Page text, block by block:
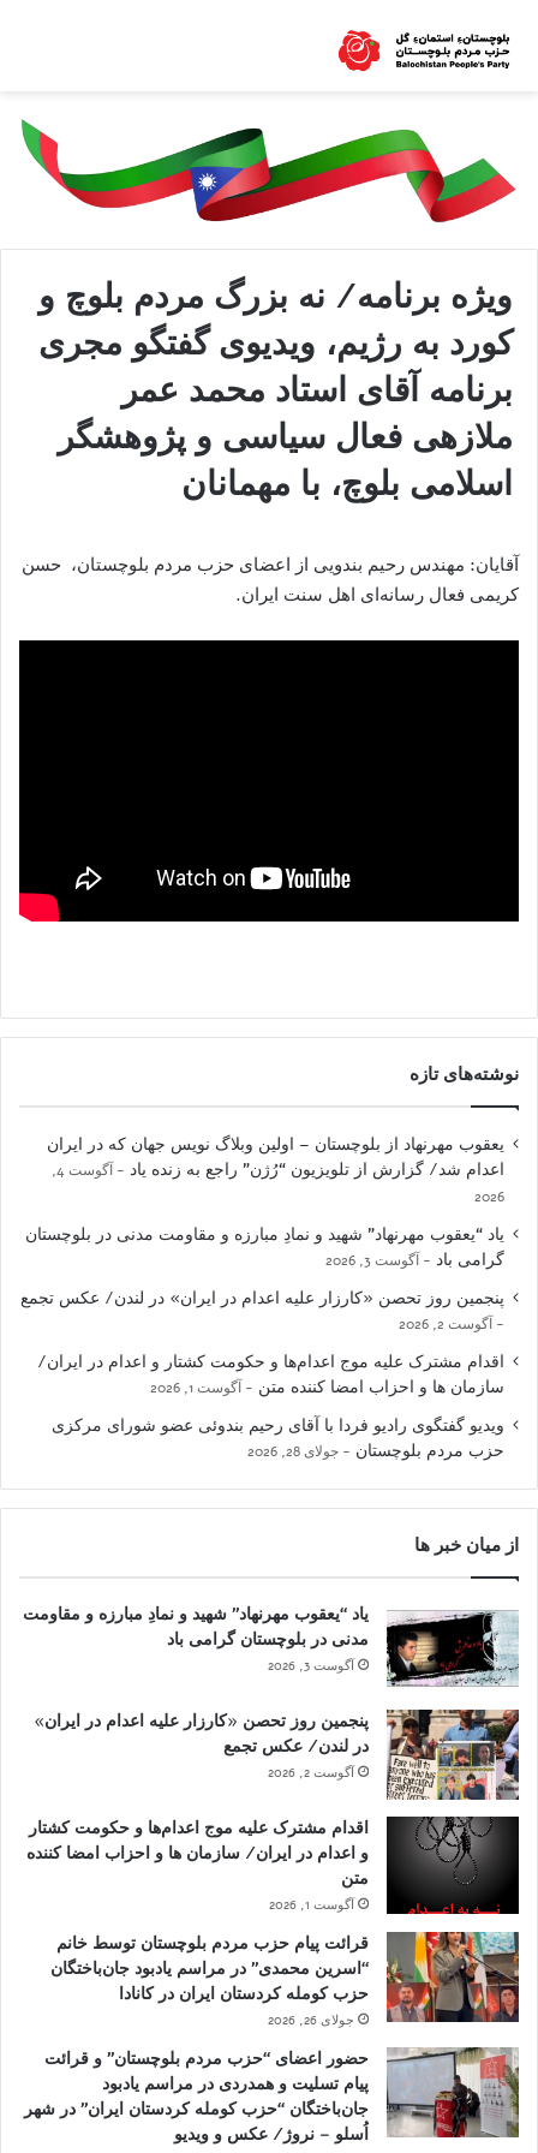
ویژه برنامه/ نه بزرگ مردم بلوچ و
کورد به رژیم، ویدیوی گفتگو مجری
برنامه آقای استاد محمد عمر
ملازهی فعال سیاسی و پژوهشگر
اسلامی بلوچ، با مهمانان
آقایان: مهندس رحیم بندویی از اعضای حزب مردم بلوچستان، حسن
کریمی فعال رسانه‌ای اهل سنت ایران.
نوشته‌های تازه
یعقوب مهرنهاد از بلوچستان – اولین وبلاگ نویس جهان که در ایران
اعدام شد/ گزارش از تلویزیون “رُژن” راجع به زنده یاد
آگوست 4,
2026
یاد “یعقوب مهرنهاد” شهید و نمادِ مبارزه و مقاومت مدنی در بلوچستان
گرامی باد
آگوست 3, 2026
پنجمین روز تحصن «کارزار علیه اعدام در ایران» در لندن/ عکس تجمع
آگوست 2, 2026
اقدام مشترک علیه موج اعدام‌ها و حکومت کشتار و اعدام در ایران/
سازمان ها و احزاب امضا کننده متن
آگوست 1, 2026
ویدیو گفتگوی رادیو فردا با آقای رحیم بندوئی عضو شورای مرکزی
حزب مردم بلوچستان
جولای 28, 2026
از میان خبر ها
یاد “یعقوب مهرنهاد” شهید و نمادِ مبارزه و مقاومت
مدنی در بلوچستان گرامی باد
آگوست 3, 2026
پنجمین روز تحصن «کارزار علیه اعدام در ایران»
در لندن/ عکس تجمع
آگوست 2, 2026
اقدام مشترک علیه موج اعدام‌ها و حکومت کشتار
و اعدام در ایران/ سازمان ها و احزاب امضا کننده
متن
آگوست 1, 2026
قرائت پیام حزب مردم بلوچستان توسط خانم
“اسرین محمدی” در مراسم یادبود جان‌باختگان
حزب کومله کردستان ایران در کانادا
جولای 26, 2026
حضور اعضای “حزب مردم بلوچستان” و قرائت
پیام تسلیت و همدردی در مراسم یادبود
جان‌باختگان “حزب کومله کردستان ایران” در شهر
اُسلو – نروژ/ عکس و ویدیو